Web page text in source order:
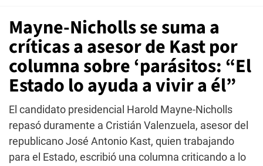
Mayne-Nicholls se suma a
críticas a asesor de Kast por
columna sobre ‘parásitos: “El
Estado lo ayuda a vivir a él”
El candidato presidencial Harold Mayne-Nicholls
repasó duramente a Cristián Valenzuela, asesor del
republicano José Antonio Kast, quien trabajando
para el Estado, escribió una columna criticando a lo